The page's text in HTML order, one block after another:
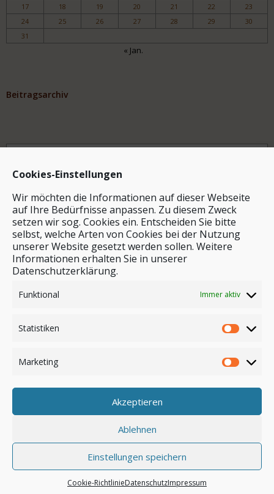
Cookies-Einstellungen
Wir möchten die Informationen auf dieser Webseite
auf Ihre Bedürfnisse anpassen. Zu diesem Zweck
setzen wir sog. Cookies ein. Entscheiden Sie bitte
selbst, welche Arten von Cookies bei der Nutzung
unserer Website gesetzt werden sollen. Weitere
Informationen erhalten Sie in unserer
Datenschutzerklärung.
Funktional Immer aktiv
Statistiken
Marketing
Akzeptieren
Ablehnen
Einstellungen speichern
Cookie-RichtlinieDatenschutzImpressum
17
18 19 20 21 22
23
24
25 26 27 28 29
30
31
« Jan.
Beitragsarchiv
Archiv
Stichwortsuche
Anmelden
© by safar-reiseblog.de